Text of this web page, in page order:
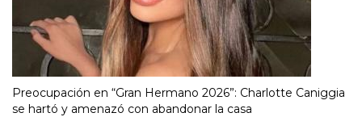
Preocupación en “Gran Hermano 2026”: Charlotte Caniggia
se hartó y amenazó con abandonar la casa